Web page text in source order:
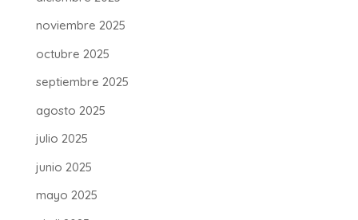
noviembre 2025
octubre 2025
septiembre 2025
agosto 2025
julio 2025
junio 2025
mayo 2025